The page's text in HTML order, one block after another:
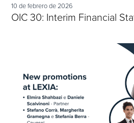
10 de febrero de 2026
OIC 30: Interim Financial